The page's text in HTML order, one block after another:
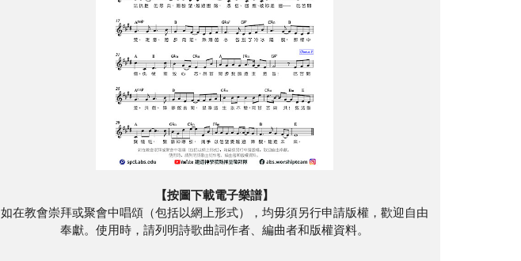
【按圖下載電子樂譜】
如在教會崇拜或聚會中唱頌（包括以網上形式），均毋須另行申請版權，歡迎自由
奉獻。使用時，請列明詩歌曲詞作者、編曲者和版權資料。